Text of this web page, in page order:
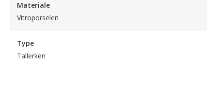
Materiale
Vitroporselen
Type
Tallerken